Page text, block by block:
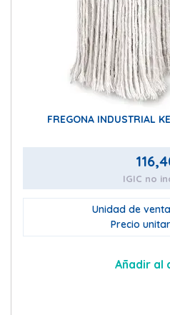
IGIC no
Unidad de
Precio
Añadir al